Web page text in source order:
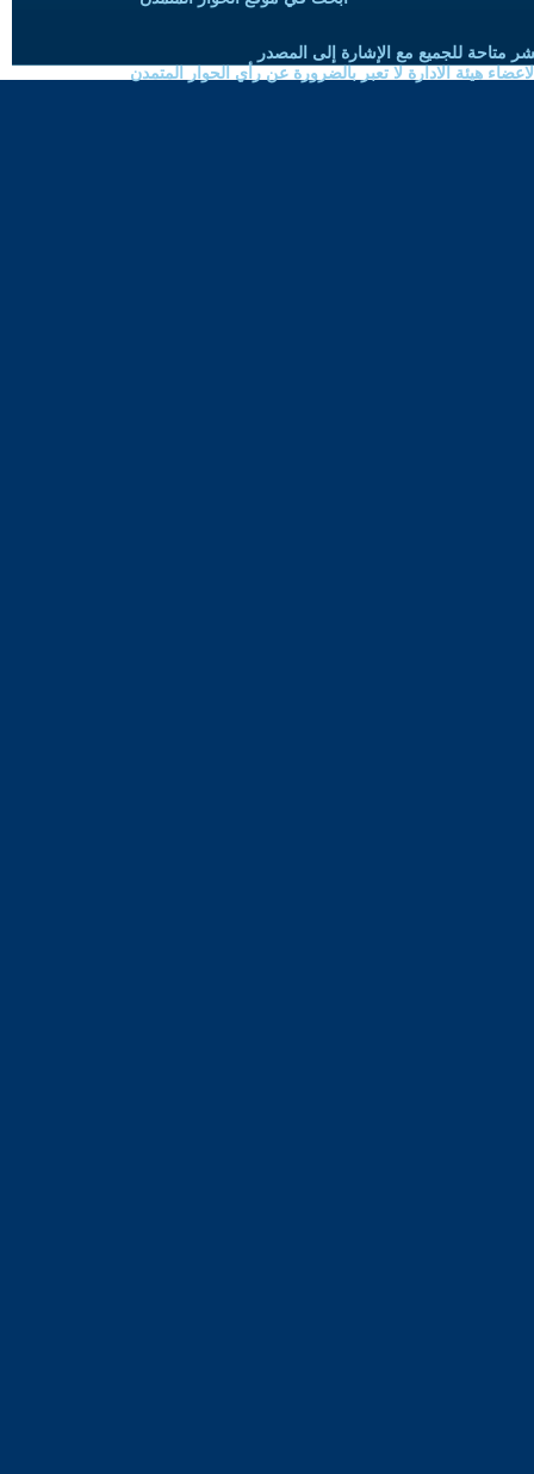
متاحة للجميع مع الإشارة إلى المصدر
هيئة الادارة لا تعبر بالضرورة عن رأي الحوار المتمدن